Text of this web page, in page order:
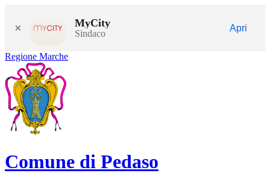
× MyCity
Sindaco
Apri
Regione Marche
Comune di Pedaso